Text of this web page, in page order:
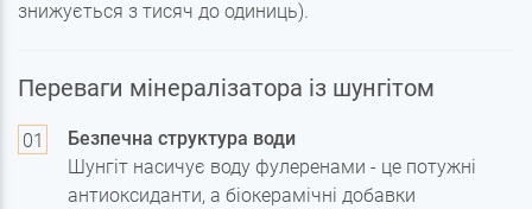
знижується з тисяч до одиниць).
Переваги мінералізатора із шунгітом
Безпечна структура води
Шунгіт насичує воду фулеренами - це потужні
антиоксиданти, а біокерамічні добавки